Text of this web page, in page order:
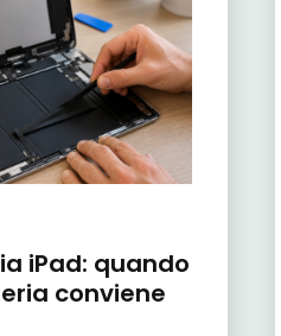
iPad: quando
conviene